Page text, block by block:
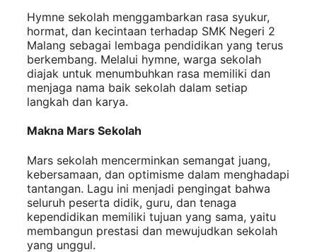
Hymne sekolah menggambarkan rasa syukur,
hormat, dan kecintaan terhadap SMK Negeri 2
Malang sebagai lembaga pendidikan yang terus
berkembang. Melalui hymne, warga sekolah
diajak untuk menumbuhkan rasa memiliki dan
menjaga nama baik sekolah dalam setiap
langkah dan karya.
Makna Mars Sekolah
Mars sekolah mencerminkan semangat juang,
kebersamaan, dan optimisme dalam menghadapi
tantangan. Lagu ini menjadi pengingat bahwa
seluruh peserta didik, guru, dan tenaga
kependidikan memiliki tujuan yang sama, yaitu
membangun prestasi dan mewujudkan sekolah
yang unggul.